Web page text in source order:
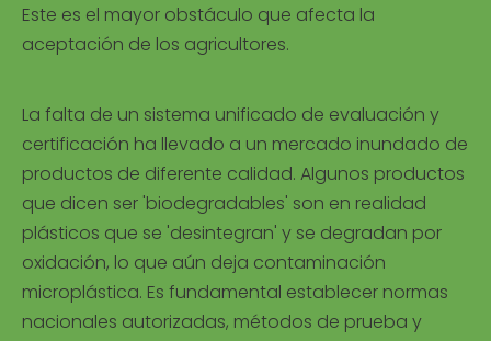
Este es el mayor obstáculo que afecta la
aceptación de los agricultores.
La falta de un sistema unificado de evaluación y
certificación ha llevado a un mercado inundado de
productos de diferente calidad. Algunos productos
que dicen ser 'biodegradables' son en realidad
plásticos que se 'desintegran' y se degradan por
oxidación, lo que aún deja contaminación
microplástica. Es fundamental establecer normas
nacionales autorizadas, métodos de prueba y